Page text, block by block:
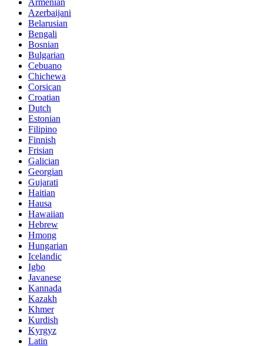
Armenian
Azerbaijani
Belarusian
Bengali
Bosnian
Bulgarian
Cebuano
Chichewa
Corsican
Croatian
Dutch
Estonian
Filipino
Finnish
Frisian
Galician
Georgian
Gujarati
Haitian
Hausa
Hawaiian
Hebrew
Hmong
Hungarian
Icelandic
Igbo
Javanese
Kannada
Kazakh
Khmer
Kurdish
Kyrgyz
Latin